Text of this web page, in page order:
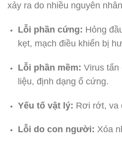
xảy ra do nhiều nguyên
Lỗi phần cứng: Hỏng
kẹt, mạch điều khiển bị
Lỗi phần mềm: Virus tấn
liệu, định dạng ổ cứng.
Yếu tố vật lý: Rơi rớt, va
Lỗi do con người: Xóa